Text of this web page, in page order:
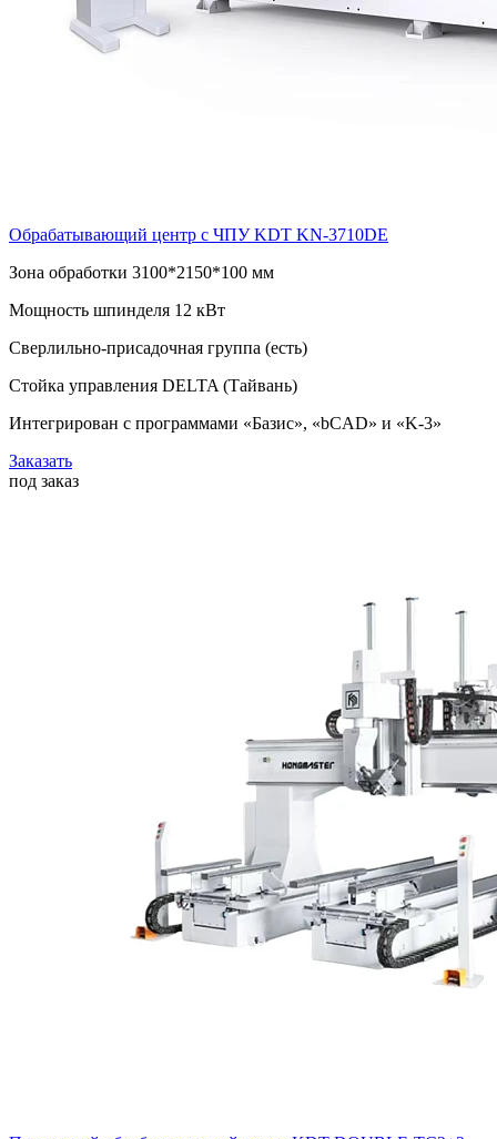
Обрабатывающий центр с ЧПУ KDT KN-3710DE
Зона обработки 3100*2150*100 мм
Мощность шпинделя 12 кВт
Сверлильно-присадочная группа (есть)
Стойка управления DELTA (Тайвань)
Интегрирован с программами «Базис», «bCAD» и «K-3»
Заказать
под заказ